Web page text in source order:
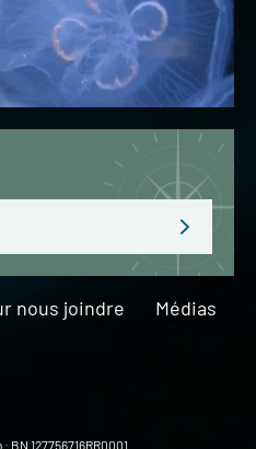
nous joindre
Médias
BN 127756716RR0001